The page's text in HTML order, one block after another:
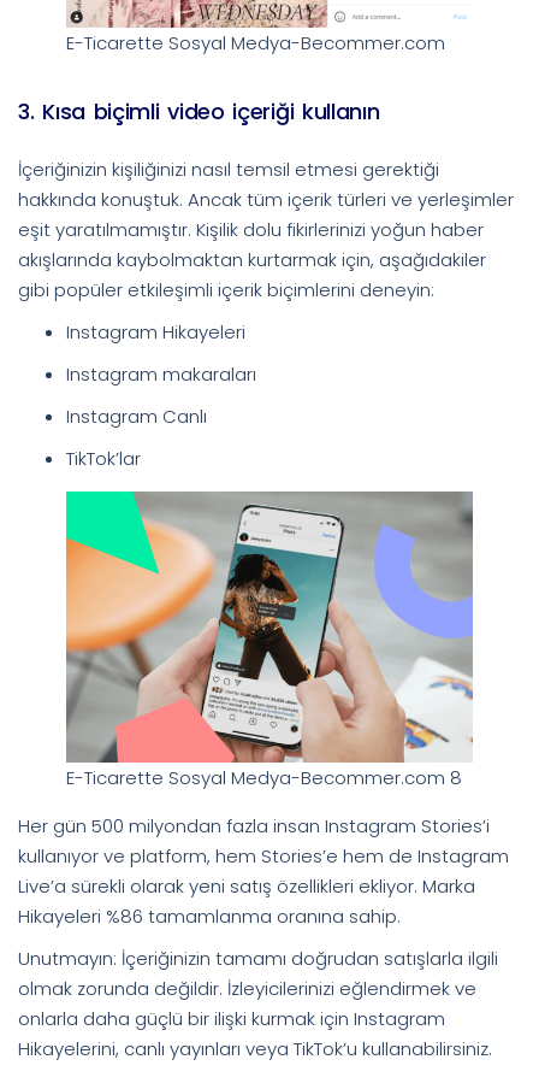
E-Ticarette Sosyal Medya-Becommer.com
3. Kısa biçimli video içeriği kullanın
İçeriğinizin kişiliğinizi nasıl temsil etmesi gerektiği
hakkında konuştuk. Ancak tüm içerik türleri ve yerleşimler
eşit yaratılmamıştır. Kişilik dolu fikirlerinizi yoğun haber
akışlarında kaybolmaktan kurtarmak için, aşağıdakiler
gibi popüler etkileşimli içerik biçimlerini deneyin:
Instagram Hikayeleri
Instagram makaraları
Instagram Canlı
TikTok’lar
E-Ticarette Sosyal Medya-Becommer.com 8
Her gün 500 milyondan fazla insan Instagram Stories’i
kullanıyor ve platform, hem Stories’e hem de Instagram
Live’a sürekli olarak yeni satış özellikleri ekliyor. Marka
Hikayeleri %86 tamamlanma oranına sahip.
Unutmayın: İçeriğinizin tamamı doğrudan satışlarla ilgili
olmak zorunda değildir. İzleyicilerinizi eğlendirmek ve
onlarla daha güçlü bir ilişki kurmak için Instagram
Hikayelerini, canlı yayınları veya TikTok’u kullanabilirsiniz.